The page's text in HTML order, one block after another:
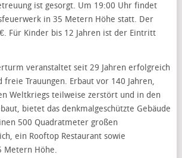
ist gesorgt. Um 19:00 Uhr findet
in 35 Metern Höhe statt. Der
Für Kinder bis 12 Jahren ist der Eintritt
veranstaltet seit 29 Jahren erfolgreich
freie Trauungen. Erbaut vor 140 Jahren,
Weltkriegs teilweise zerstört und in den
bietet das denkmalgeschützte Gebäude
500 Quadratmeter großen
ein Rooftop Restaurant sowie
Metern Höhe.